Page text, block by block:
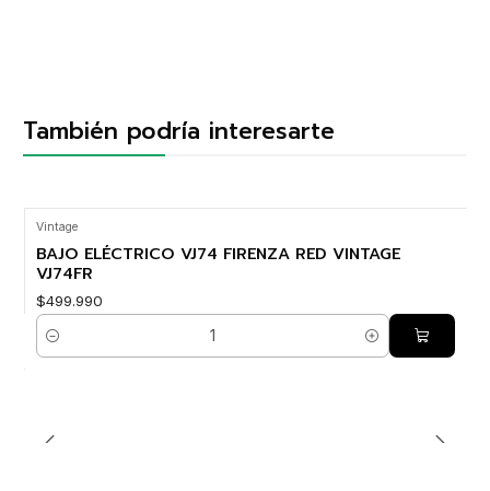
También podría interesarte
Vintage
BAJO ELÉCTRICO VJ74 FIRENZA RED VINTAGE
VJ74FR
$499.990
Cantidad